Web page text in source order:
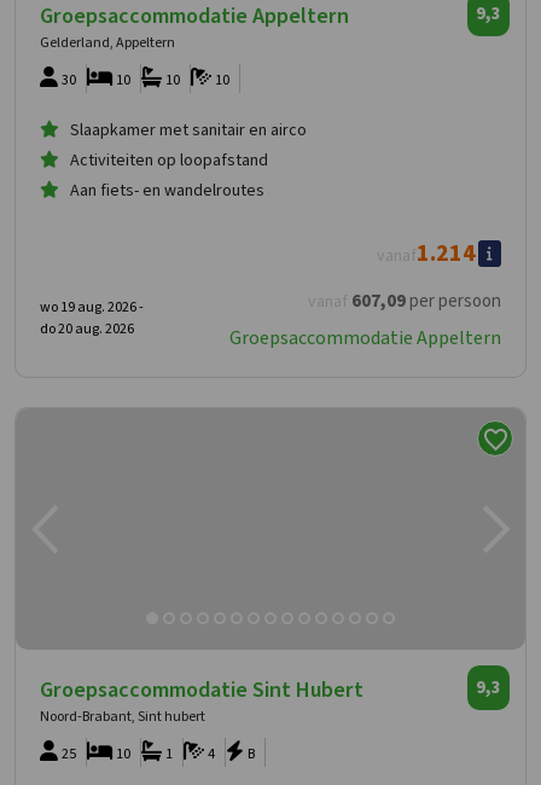
Groepsaccommodatie Appeltern
Gelderland, Appeltern
9,3
30 10
10
10
Slaapkamer met sanitair en airco
Activiteiten op loopafstand
Aan fiets- en wandelroutes
vanaf 607,09per persoon
vanaf1.214
wo 19 aug. 2026 -
do 20 aug. 2026
Groepsaccommodatie Appeltern
Groepsaccommodatie Sint Hubert
Noord-Brabant, Sint hubert
9,3
25 4
1 B
10